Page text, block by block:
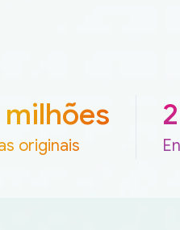
milhões
originais